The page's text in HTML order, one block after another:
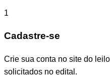
1
Cadastre-se
Crie sua conta no site do
solicitados no edital.